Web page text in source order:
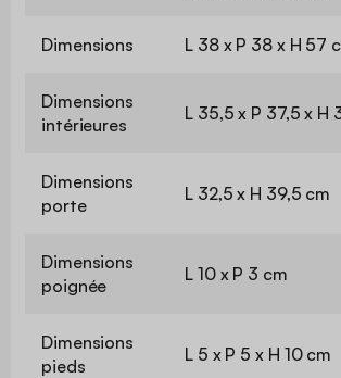
Dimensions L 38 x P 38 x H 57
Dimensions
intérieures
L 35,5 x P 37,5 x H
Dimensions
porte
L 32,5 x H 39,5 cm
Dimensions
poignée
L 10 x P 3 cm
Dimensions
pieds
L 5 x P 5 x H 10 cm